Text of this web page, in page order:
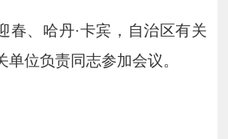
春、哈丹·卡宾，自治区有关
位负责同志参加会议。